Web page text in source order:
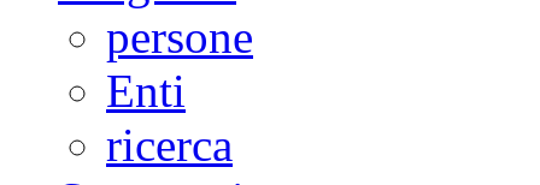
persone
Enti
ricerca